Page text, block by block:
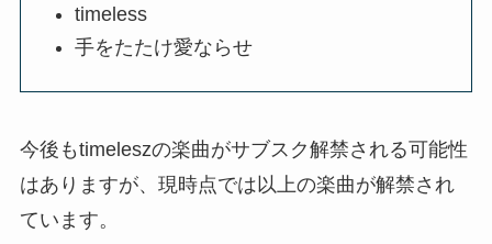
timeless
手をたたけ愛ならせ
今後もtimeleszの楽曲がサブスク解禁される可能性
はありますが、現時点では以上の楽曲が解禁され
ています。